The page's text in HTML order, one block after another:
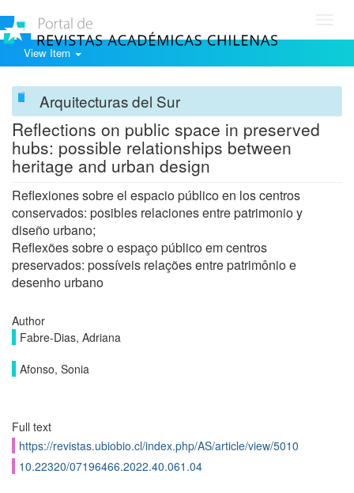
View Item
Arquitecturas del Sur
Reflections on public space in preserved
hubs: possible relationships between
heritage and urban design
Reflexiones sobre el espacio público en los centros
conservados: posibles relaciones entre patrimonio y
diseño urbano;
Reflexões sobre o espaço público em centros
preservados: possíveis relações entre patrimônio e
desenho urbano
Author
Fabre-Dias, Adriana
Afonso, Sonia
Full text
https://revistas.ubiobio.cl/index.php/AS/article/view/5010
10.22320/07196466.2022.40.061.04